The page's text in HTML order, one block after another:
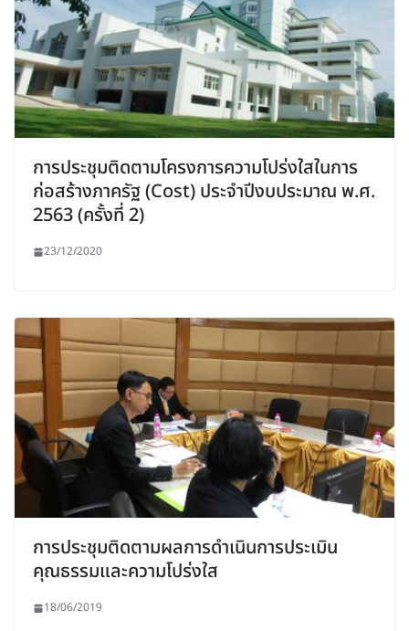
การประชุมติดตามโครงการความโปร่งใสในการ
ก่อสร้างภาครัฐ (Cost) ประจำปีงบประมาณ พ.ศ.
2563 (ครั้งที่ 2)
23/12/2020
การประชุมติดตามผลการดำเนินการประเมิน
คุณธรรมและความโปร่งใส
18/06/2019